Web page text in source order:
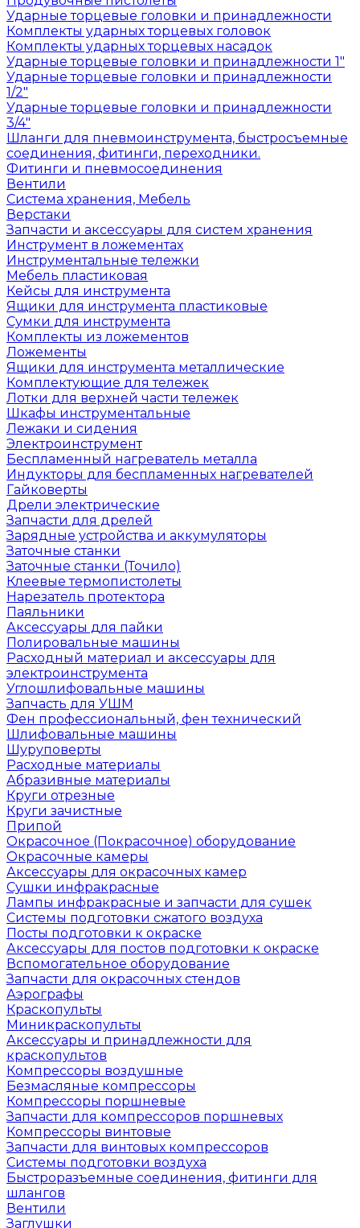
Ударные торцевые головки и принадлежности
Комплекты ударных торцевых головок
Комплекты ударных торцевых насадок
Ударные торцевые головки и принадлежности 1"
Ударные торцевые головки и принадлежности
1/2"
Ударные торцевые головки и принадлежности
3/4"
Шланги для пневмоинструмента, быстросъемные
соединения, фитинги, переходники.
Фитинги и пневмосоединения
Вентили
Система хранения, Мебель
Верстаки
Запчасти и аксессуары для систем хранения
Инструмент в ложементах
Инструментальные тележки
Мебель пластиковая
Кейсы для инструмента
Ящики для инструмента пластиковые
Сумки для инструмента
Комплекты из ложементов
Ложементы
Ящики для инструмента металлические
Комплектующие для тележек
Лотки для верхней части тележек
Шкафы инструментальные
Лежаки и сидения
Электроинструмент
Беспламенный нагреватель металла
Индукторы для беспламенных нагревателей
Гайковерты
Дрели электрические
Запчасти для дрелей
Зарядные устройства и аккумуляторы
Заточные станки
Заточные станки (Точило)
Клеевые термопистолеты
Нарезатель протектора
Паяльники
Аксессуары для пайки
Полировальные машины
Расходный материал и аксессуары для
электроинструмента
Углошлифовальные машины
Запчасть для УШМ
Фен профессиональный, фен технический
Шлифовальные машины
Шуруповерты
Расходные материалы
Абразивные материалы
Круги отрезные
Круги зачистные
Припой
Окрасочное (Покрасочное) оборудование
Окрасочные камеры
Аксессуары для окрасочных камер
Сушки инфракрасные
Лампы инфракрасные и запчасти для сушек
Системы подготовки сжатого воздуха
Посты подготовки к окраске
Аксессуары для постов подготовки к окраске
Вспомогательное оборудование
Запчасти для окрасочных стендов
Аэрографы
Краскопульты
Миникраскопульты
Аксессуары и принадлежности для
краскопультов
Компрессоры воздушные
Безмасляные компрессоры
Компрессоры поршневые
Запчасти для компрессоров поршневых
Компрессоры винтовые
Запчасти для винтовых компрессоров
Системы подготовки воздуха
Быстроразъемные соединения, фитинги для
шлангов
Вентили
Заглушки